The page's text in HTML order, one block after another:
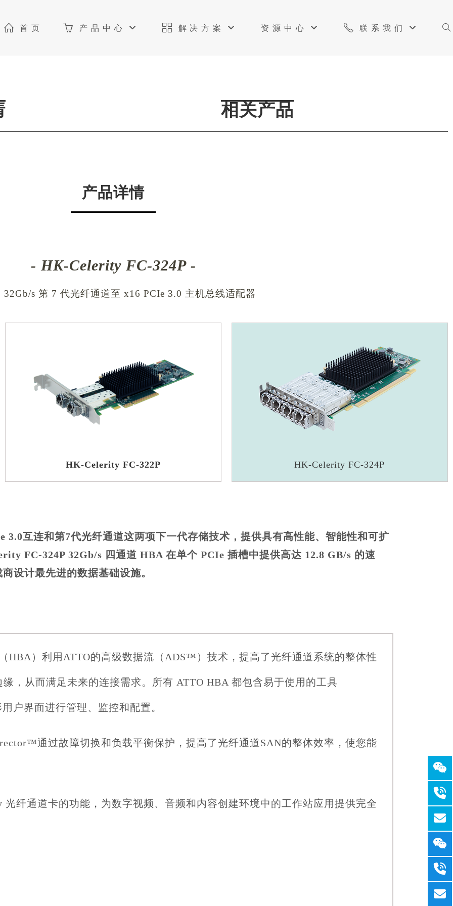
首页 产品中心 解决方案 资源中心 联系我们
相关产品
产品详情
- HK-Celerity FC-324P -
32Gb/s 第 7 代光纤通道至 x16 PCIe 3.0 主机总线适配器
HK-Celerity FC-322P HK-Celerity FC-324P
互连和第7代光纤通道这两项下一代存储技术，提供具有高性能、智能性和可扩
FC-324P 32Gb/s 四通道 HBA 在单个 PCIe 插槽中提供高达 12.8 GB/s 的速
设计最先进的数据基础设施。
HBA）利用ATTO的高级数据流（ADS™）技术，提高了光纤通道系统的整体性
，从而满足未来的连接需求。所有 ATTO HBA 都包含易于使用的工具
户界面进行管理、监控和配置。
通过故障切换和负载平衡保护，提高了光纤通道SAN的整体效率，使您能
纤通道卡的功能，为数字视频、音频和内容创建环境中的工作站应用提供完全